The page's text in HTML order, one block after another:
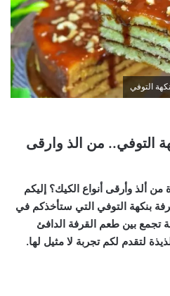
التوفي
التوفي.. من الذ وارقى
ألذ وأرقى أنواع الكيك؟ إليكم
بنكهة التوفي التي ستأخذكم في
تجمع بين طعم القرفة الدافئ
لتقدم لكم تجربة لا مثيل لها.